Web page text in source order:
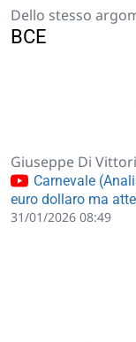
Dello stesso
BCE
Giuseppe Di
Carnevale
euro dollaro ma
31/01/2026 08:49